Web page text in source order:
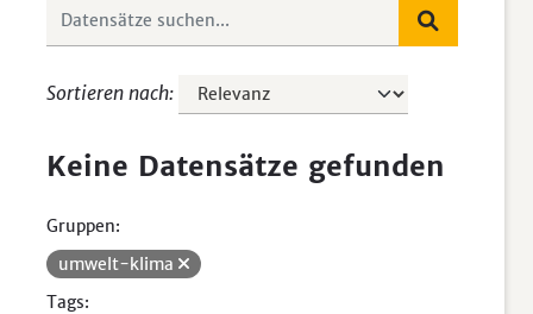
Sortieren nach
Keine Datensätze gefunden
Gruppen:
umwelt-klima
Tags: